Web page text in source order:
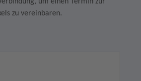
zu vereinbaren.